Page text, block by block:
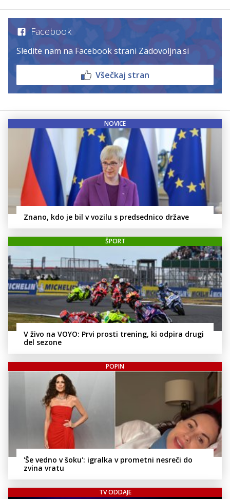
Facebook
Sledite nam na Facebook strani Zadovoljna.si
Všečkaj stran
NOVICE
Znano, kdo je bil v vozilu s predsednico države
ŠPORT
V živo na VOYO: Prvi prosti trening, ki odpira drugi
del sezone
POPIN
'Še vedno v šoku': igralka v prometni nesreči do
zvina vratu
TV ODDAJE